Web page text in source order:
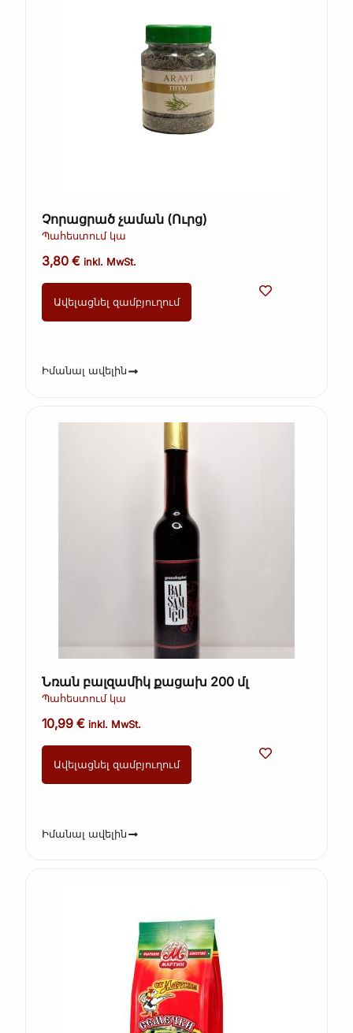
Չորացրած չաման (Ուրց)
Պահեստում կա
3,80€ inkl. MwSt.
Ավելացնել զամբյուղում
Իմանալ ավելին
Նռան բալզամիկ քացախ 200 մլ
Պահեստում կա
10,99€ inkl. MwSt.
Ավելացնել զամբյուղում
Իմանալ ավելին